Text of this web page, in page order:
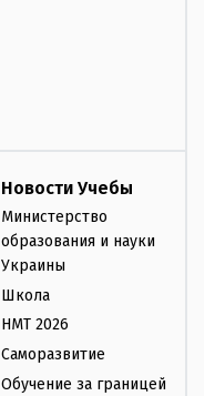
Новости Учебы
Министерство
образования и науки
Украины
Школа
НМТ 2026
Саморазвитие
Обучение за границей